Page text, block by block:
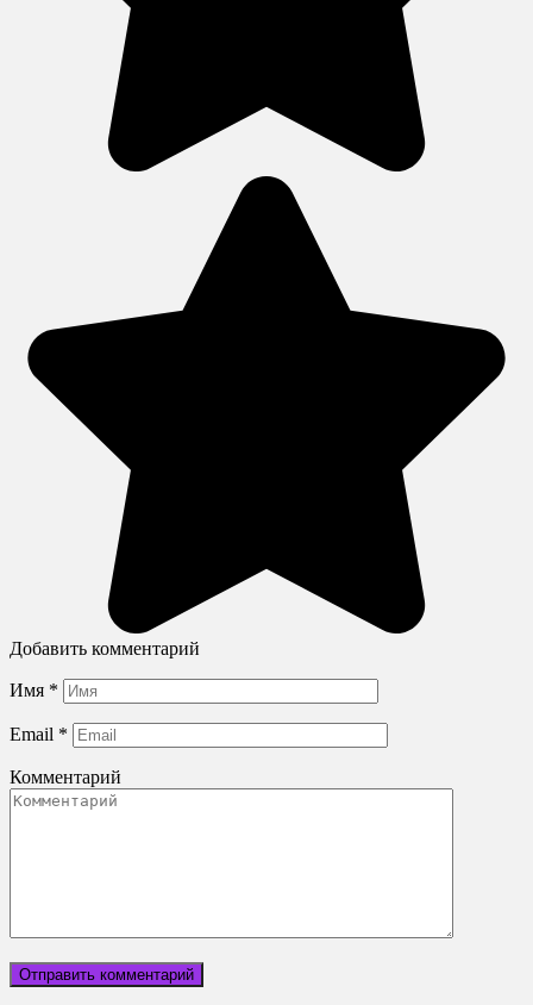
Добавить комментарий
Имя *
Email *
Комментарий